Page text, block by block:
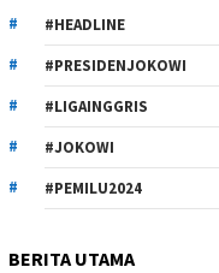
#HEADLINE
#PRESIDENJOKOWI
#LIGAINGGRIS
#JOKOWI
#PEMILU2024
BERITA UTAMA